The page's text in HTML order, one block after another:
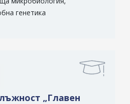
генетика
„Главен